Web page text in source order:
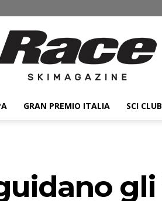
GRAN PREMIO ITALIA SCI CLUB